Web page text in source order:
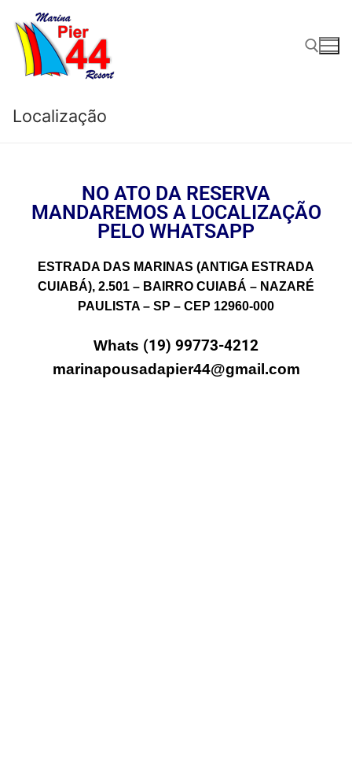
Localização
NO ATO DA RESERVA
MANDAREMOS A LOCALIZAÇÃO
PELO WHATSAPP
ESTRADA DAS MARINAS (ANTIGA ESTRADA
CUIABÁ), 2.501 – BAIRRO CUIABÁ – NAZARÉ
PAULISTA – SP – CEP 12960-000
Whats (19) 99773-4212
marinapousadapier44@gmail.com